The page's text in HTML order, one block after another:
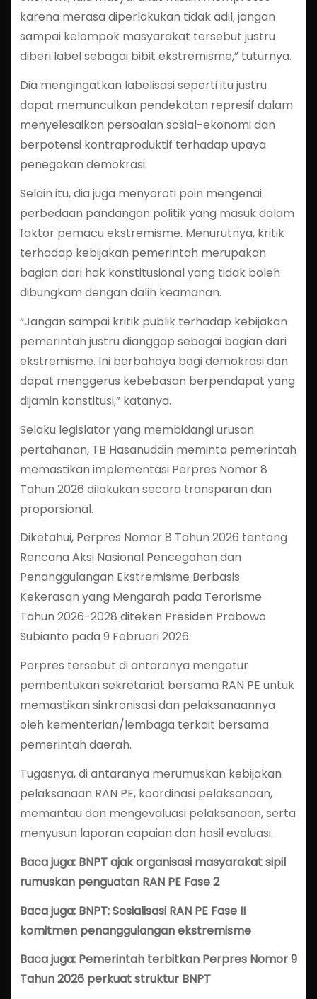
karena merasa diperlakukan tidak adil, jangan
sampai kelompok masyarakat tersebut justru
diberi label sebagai bibit ekstremisme,” tuturnya.
Dia mengingatkan labelisasi seperti itu justru
dapat memunculkan pendekatan represif dalam
menyelesaikan persoalan sosial-ekonomi dan
berpotensi kontraproduktif terhadap upaya
penegakan demokrasi.
Selain itu, dia juga menyoroti poin mengenai
perbedaan pandangan politik yang masuk dalam
faktor pemacu ekstremisme. Menurutnya, kritik
terhadap kebijakan pemerintah merupakan
bagian dari hak konstitusional yang tidak boleh
dibungkam dengan dalih keamanan.
“Jangan sampai kritik publik terhadap kebijakan
pemerintah justru dianggap sebagai bagian dari
ekstremisme. Ini berbahaya bagi demokrasi dan
dapat menggerus kebebasan berpendapat yang
dijamin konstitusi,” katanya.
Selaku legislator yang membidangi urusan
pertahanan, TB Hasanuddin meminta pemerintah
memastikan implementasi Perpres Nomor 8
Tahun 2026 dilakukan secara transparan dan
proporsional.
Diketahui, Perpres Nomor 8 Tahun 2026 tentang
Rencana Aksi Nasional Pencegahan dan
Penanggulangan Ekstremisme Berbasis
Kekerasan yang Mengarah pada Terorisme
Tahun 2026-2028 diteken Presiden Prabowo
Subianto pada 9 Februari 2026.
Perpres tersebut di antaranya mengatur
pembentukan sekretariat bersama RAN PE untuk
memastikan sinkronisasi dan pelaksanaannya
oleh kementerian/lembaga terkait bersama
pemerintah daerah.
Tugasnya, di antaranya merumuskan kebijakan
pelaksanaan RAN PE, koordinasi pelaksanaan,
memantau dan mengevaluasi pelaksanaan, serta
menyusun laporan capaian dan hasil evaluasi.
Baca juga: BNPT ajak organisasi masyarakat sipil
rumuskan penguatan RAN PE Fase 2
Baca juga: BNPT: Sosialisasi RAN PE Fase II
komitmen penanggulangan ekstremisme
Baca juga: Pemerintah terbitkan Perpres Nomor 9
Tahun 2026 perkuat struktur BNPT